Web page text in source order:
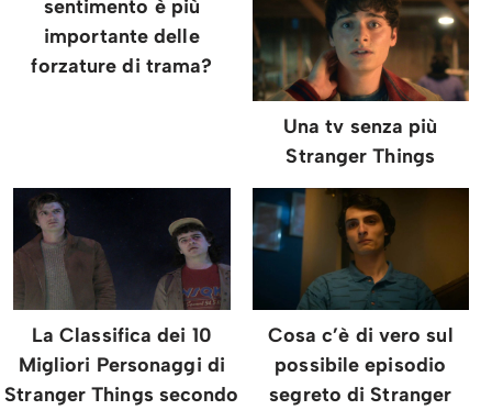
sentimento è più
importante delle
forzature di trama?
Una tv senza più
Stranger Things
La Classifica dei 10
Migliori Personaggi di
Stranger Things secondo
Cosa c’è di vero sul
possibile episodio
segreto di Stranger